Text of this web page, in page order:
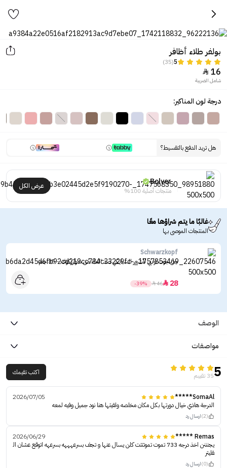
بولفر طلاء أظافر
5
(35)
16

شامل الضريبة
درجة لون المناكير:
هل تريد الدفع بالتقسيط؟
Bolver
منتجات أصلية 100%
عرض الكل
غالبًا ما يتم شراؤها معًا
المنتجات الموصى بها
Schwarzkopf
جل جوت تو بي للشعر السبايكي ضد الماء من شوارزكوف - 35 جم
28

46

-39%
الوصف
مواصفات
535 تقييم اكتب تقيمك
SomaAl*****
2026/07/05
الدرجة هاذي خيال دورتها بكل مكان مخلصه ولقيتها هنا نود جميل وفيه لمعه
(2) ارسال رد
Remas *****
2026/06/29
يجنننن اخذ درجه 733 تموت تموتتتت كلن يسال عنها و تجف بسرعهههه بسرعهه اتوقع عشان ال
قليتر
(0) ارسال رد